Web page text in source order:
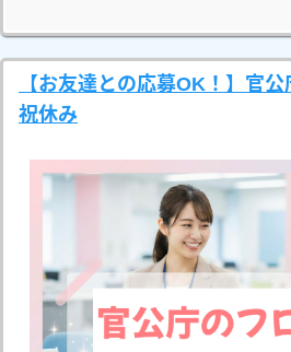
【お友達との応募OK！】官
祝休み